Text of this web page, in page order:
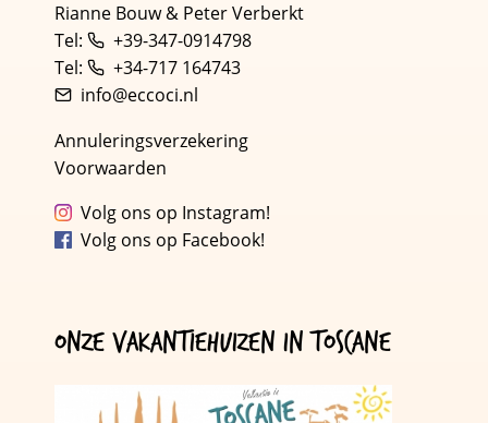
Rianne Bouw & Peter Verberkt
Tel:
+39-347-0914798
Tel:
+34-717 164743
info@eccoci.nl
Annuleringsverzekering
Voorwaarden
Volg ons op Instagram!
Volg ons op Facebook!
Onze vakantiehuizen in Toscane